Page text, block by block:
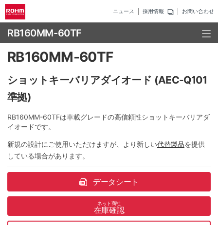
ニュース 採用情報 お問い合わせ
RB160MM-60TF
RB160MM-60TF
ショットキーバリアダイオード (AEC-Q101
準拠)
RB160MM-60TFは車載グレードの高信頼性ショットキーバリアダ
イオードです。
新規の設計にご使用いただけますが、より新しい代替製品を提供
している場合があります。
データシート
ネット商社
在庫確認